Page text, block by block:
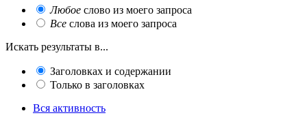
Любое слово из моего запроса
Все слова из моего запроса
Искать результаты в...
Заголовках и содержании
Только в заголовках
Вся активность